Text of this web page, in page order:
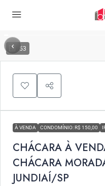
53
‹
À VENDA CONDOMÍNIO: R$ 150,00
CHÁCARA À
CHÁCARA
JUNDIAÍ/SP